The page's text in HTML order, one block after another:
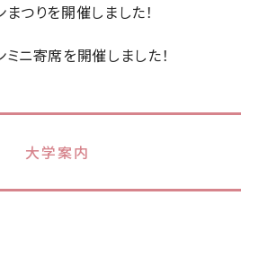
つりを開催しました！
ミニ寄席を開催しました！
大学案内